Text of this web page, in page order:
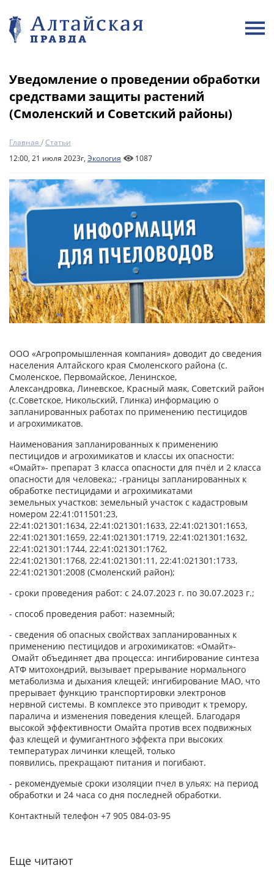
Уведомление о проведении обработки
средствами защиты растений
(Смоленский и Советский районы)
Главная /Статьи
12:00, 21 июля 2023г, Экология 1087
ООО «Агропромышленная компания» доводит до сведения
населения Алтайского края Смоленского района (с.
Смоленское, Первомайское, Ленинское,
Александровка, Линевское, Красный маяк, Советский район
(с.Советское, Никольский, Глинка) информацию о
запланированных работах по применению пестицидов
и агрохимикатов.
Наименования запланированных к применению
пестицидов и агрохимикатов и классы их опасности:
«Омайт»- препарат 3 класса опасности для пчёл и 2 класса
опасности для человека;; -границы запланированных к
обработке пестицидами и агрохимикатами
земельных участков: земельный участок с кадастровым
номером 22:41:011501:23,
22:41:021301:1634, 22:41:021301:1633, 22:41:021301:1653,
22:41:021301:1659, 22:41:021301:1719, 22:41:021301:1632,
22:41:021301:1744, 22:41:021301:1762,
22:41:021301:1768, 22:41:021301:11, 22:41:021301:1733,
22:41:021301:2008 (Смоленский район);
- сроки проведения работ: с 24.07.2023 г. по 30.07.2023 г.;
- способ проведения работ: наземный;
- сведения об опасных свойствах запланированных к
применению пестицидов и агрохимикатов: «Омайт»-
Омайт объединяет два процесса: ингибирование синтеза
АТФ митохондрий, вызывает прерывание нормального
метаболизма и дыхания клещей; ингибирование МАО, что
прерывает функцию транспортировки электронов
нервной системы. В комплексе это приводит к тремору,
паралича и изменения поведения клещей. Благодаря
высокой эффективности Омайта против всех подвижных
фаз клещей и фумигантного эффекта при высоких
температурах личинки клещей, только
появились, прекращают питания и погибают.
- рекомендуемые сроки изоляции пчел в ульях: на период
обработки и 24 часа со дня последней обработки.
Контактный телефон +7 905 084-03-95
Еще читают